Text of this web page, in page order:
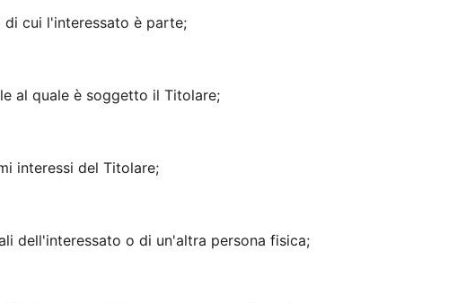
cui l'interessato è parte;
al quale è soggetto il Titolare;
interessi del Titolare;
dell'interessato o di un'altra persona fisica;